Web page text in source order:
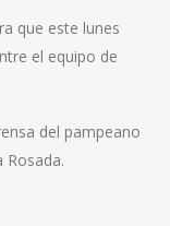
que este lunes
el equipo de
del pampeano
Rosada.